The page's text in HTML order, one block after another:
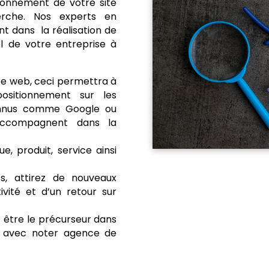
de votre site
Nos experts en
dans la réalisation de
de votre entreprise à
web, ceci permettra à
sur les
comme Google ou
dans la
produit, service ainsi
attirez de nouveaux
et d’un retour sur
le précurseur dans
noter agence de